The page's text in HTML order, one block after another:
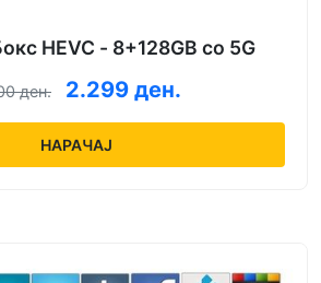
HEVC - 8+128GB со 5G
ден. 2.299 ден.
НАРАЧАЈ